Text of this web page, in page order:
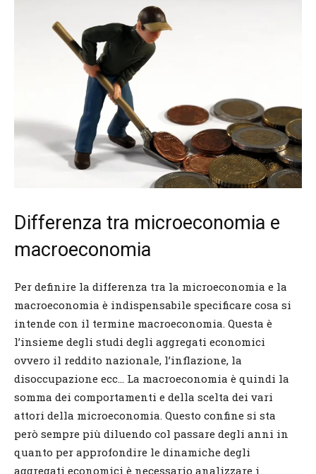
Differenza tra microeconomia e
macroeconomia
Per definire la differenza tra la microeconomia e la
macroeconomia è indispensabile specificare cosa si
intende con il termine macroeconomia. Questa è
l’insieme degli studi degli aggregati economici
ovvero il reddito nazionale, l’inflazione, la
disoccupazione ecc… La macroeconomia è quindi la
somma dei comportamenti e della scelta dei vari
attori della microeconomia. Questo confine si sta
però sempre più diluendo col passare degli anni in
quanto per approfondire le dinamiche degli
aggregati economici è necessario analizzare i